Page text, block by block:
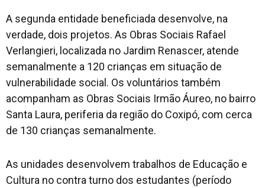
A segunda entidade beneficiada desenvolve, na
verdade, dois projetos. As Obras Sociais Rafael
Verlangieri, localizada no Jardim Renascer, atende
semanalmente a 120 crianças em situação de
vulnerabilidade social. Os voluntários também
acompanham as Obras Sociais Irmão Áureo, no bairro
Santa Laura, periferia da região do Coxipó, com cerca
de 130 crianças semanalmente.
As unidades desenvolvem trabalhos de Educação e
Cultura no contra turno dos estudantes (período